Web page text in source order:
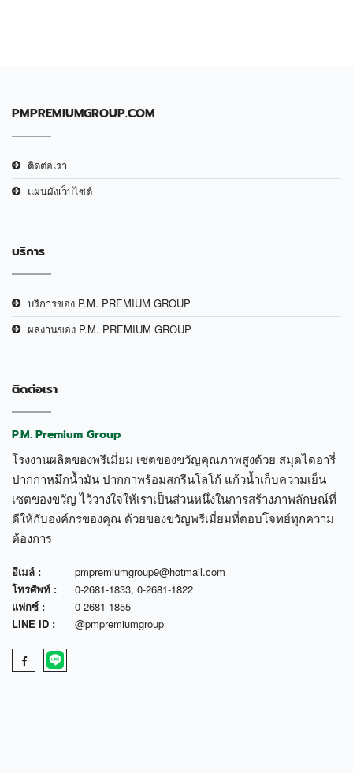
PMPREMIUMGROUP.COM
ติดต่อเรา
แผนผังเว็บไซต์
บริการ
บริการของ P.M. PREMIUM GROUP
ผลงานของ P.M. PREMIUM GROUP
ติดต่อเรา
P.M. Premium Group
โรงงานผลิตของพรีเมี่ยม เซตของขวัญคุณภาพสูงด้วย สมุดไดอารี่
ปากกาหมึกน้ำมัน ปากกาพร้อมสกรีนโลโก้ แก้วน้ำเก็บความเย็น
เซตของขวัญ ไว้วางใจให้เราเป็นส่วนหนึ่งในการสร้างภาพลักษณ์ที่
ดีให้กับองค์กรของคุณ ด้วยของขวัญพรีเมี่ยมที่ตอบโจทย์ทุกความ
ต้องการ
อีเมล์ :
pmpremiumgroup9@hotmail.com
โทรศัพท์ :
0-2681-1833, 0-2681-1822
แฟกซ์ :
0-2681-1855
LINE ID :
@pmpremiumgroup